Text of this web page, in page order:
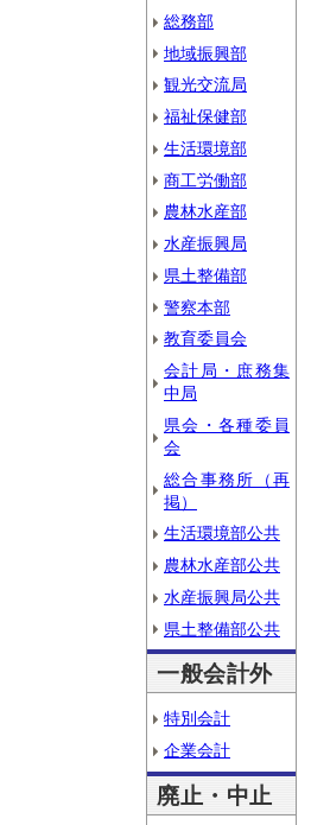
総務部
地域振興部
観光交流局
福祉保健部
生活環境部
商工労働部
農林水産部
水産振興局
県土整備部
警察本部
教育委員会
会計局・庶務集
中局
県会・各種委員
会
総合事務所（再
掲）
生活環境部公共
農林水産部公共
水産振興局公共
県土整備部公共
一般会計外
特別会計
企業会計
廃止・中止